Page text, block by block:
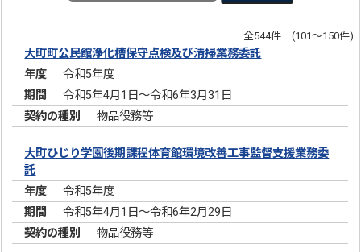
全544件 (101～150件)
大町町公民館浄化槽保守点検及び清掃業務委託
令和5年度
令和5年4月1日～令和6年3月31日
物品役務等
大町ひじり学園後期課程体育館環境改善工事監督支援業務委
託
令和5年度
令和5年4月1日～令和6年2月29日
物品役務等